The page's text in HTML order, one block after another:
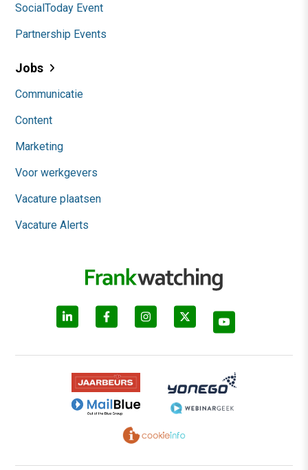
SocialToday Event
Partnership Events
Jobs
Communicatie
Content
Marketing
Voor werkgevers
Vacature plaatsen
Vacature Alerts